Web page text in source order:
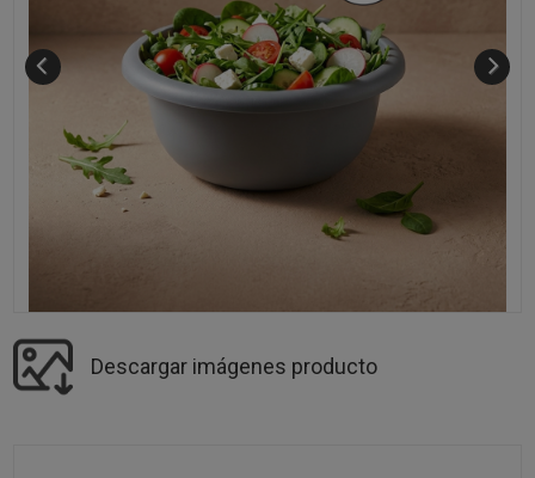
Descargar imágenes producto